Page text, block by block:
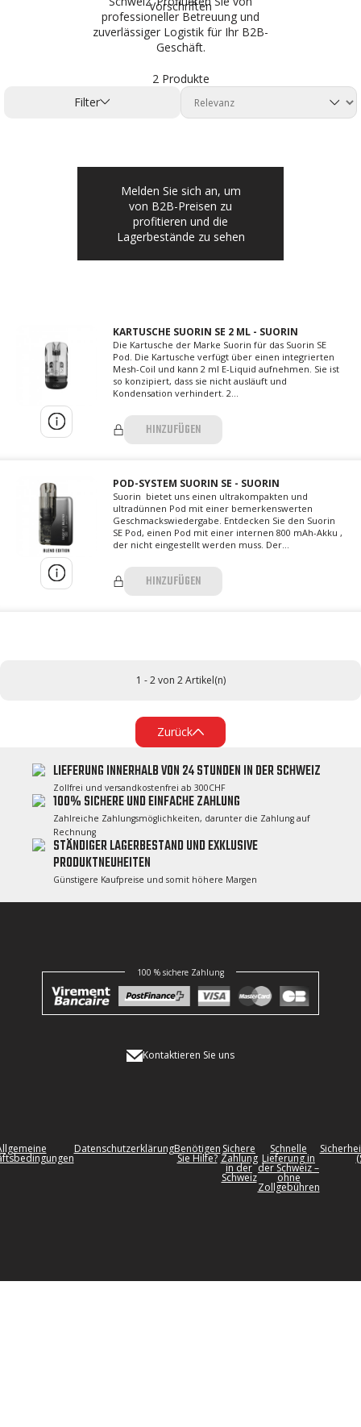
Vorschriften
professioneller Betreuung und
zuverlässiger Logistik für Ihr B2B-
Geschäft.
2 Produkte
Filter
Melden Sie sich an, um
von B2B-Preisen zu
profitieren und die
Lagerbestände zu sehen
KARTUSCHE SUORIN SE 2 ML - SUORIN
Die Kartusche der Marke Suorin für das Suorin SE
Pod. Die Kartusche verfügt über einen integrierten
Mesh-Coil und kann 2 ml E-Liquid aufnehmen. Sie ist
so konzipiert, dass sie nicht ausläuft und
Kondensation verhindert. 2...
HINZUFÜGEN
POD-SYSTEM SUORIN SE - SUORIN
Suorin bietet uns einen ultrakompakten und
ultradünnen Pod mit einer bemerkenswerten
Geschmackswiedergabe. Entdecken Sie den Suorin
SE Pod, einen Pod mit einer internen 800 mAh-Akku ,
der nicht eingestellt werden muss. Der...
HINZUFÜGEN
1 - 2 von 2 Artikel(n)
Zurück
LIEFERUNG INNERHALB VON 24 STUNDEN IN DER SCHWEIZ
Zollfrei und versandkostenfrei ab 300CHF
100% SICHERE UND EINFACHE ZAHLUNG
Zahlreiche Zahlungsmöglichkeiten, darunter die Zahlung auf
Rechnung
STÄNDIGER LAGERBESTAND UND EXKLUSIVE
PRODUKTNEUHEITEN
Günstigere Kaufpreise und somit höhere Margen
100 % sichere Zahlung
Kontaktieren Sie uns
DatenschutzerklärungBenötigen
Sie Hilfe?
Sichere
Zahlung
in der
Schweiz
Schnelle
Lieferung in
der Schweiz –
ohne
Zollgebühren